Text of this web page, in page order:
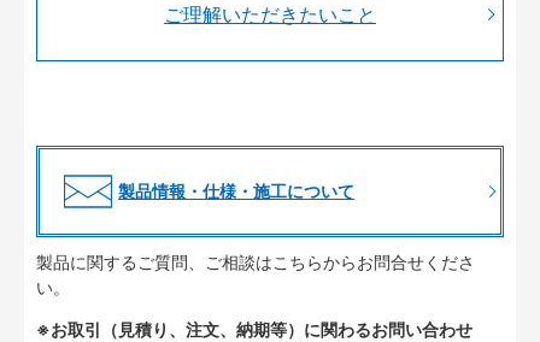
ご理解いただきたいこと
製品情報・仕様・施工について
製品に関するご質問、ご相談はこちらからお問合せくださ
い。
※お取引（見積り、注文、納期等）に関わるお問い合わせ